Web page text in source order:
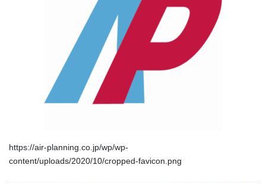
https://air-planning.co.jp/wp/wp-
content/uploads/2020/10/cropped-favicon.png